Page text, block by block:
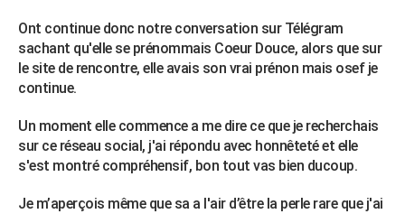
Destinations
City break
Voyage nature
Voyage de noces
Forum
Climat
+PHOTO
GUIDES D'ACHAT
BONS PLANS
CARTE DE VOEUX
Ont continue donc notre conversation sur Télégram
sachant qu'elle se prénommais Coeur Douce, alors que sur
le site de rencontre, elle avais son vrai prénon mais osef je
continue.
Un moment elle commence a me dire ce que je recherchais
sur ce réseau social, j'ai répondu avec honnêteté et elle
s'est montré compréhensif, bon tout vas bien ducoup.
Je m’aperçois même que sa a l'air d’être la perle rare que j'ai